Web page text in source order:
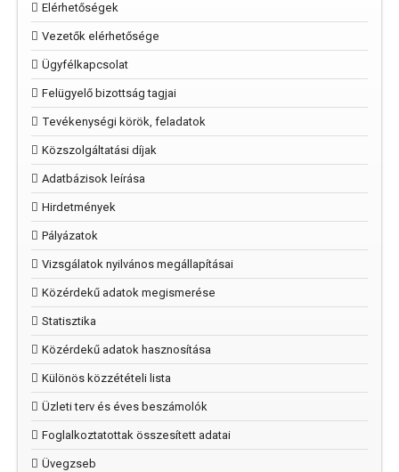
Elérhetőségek
Vezetők elérhetősége
Ügyfélkapcsolat
Felügyelő bizottság tagjai
Tevékenységi körök, feladatok
Közszolgáltatási díjak
Adatbázisok leírása
Hirdetmények
Pályázatok
Vizsgálatok nyilvános megállapításai
Közérdekű adatok megismerése
Statisztika
Közérdekű adatok hasznosítása
Különös közzétételi lista
Üzleti terv és éves beszámolók
Foglalkoztatottak összesített adatai
Üvegzseb